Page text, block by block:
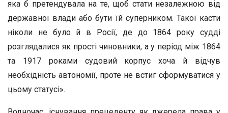
яка б претендувала на те, щоб стати незалежною від
державної влади або бути їй суперником. Такої касти
ніколи не було й в Росії, де до 1864 року судді
розглядалися як прості чиновники, а у період між 1864
та 1917 роками судовий корпус хоча й відчув
необхідність автономії, проте не встиг сформуватися у
цьому статусі».